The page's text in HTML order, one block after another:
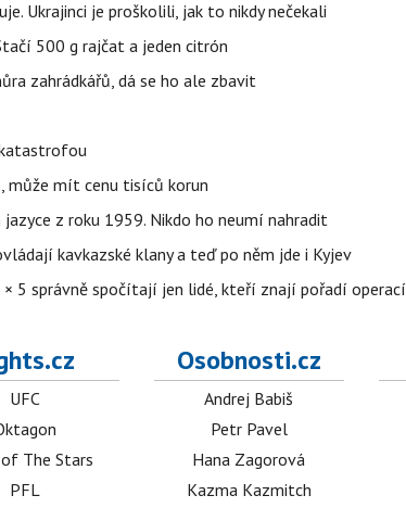
Ukrajinci je proškolili, jak to nikdy nečekali
500 g rajčat a jeden citrón
zahrádkářů, dá se ho ale zbavit
může mít cenu tisíců korun
z roku 1959. Nikdo ho neumí nahradit
kavkazské klany a teď po něm jde i Kyjev
5 správně spočítají jen lidé, kteří znají pořadí operací
UFC
The Stars
PFL
Osobnosti.cz
Andrej Babiš
Petr Pavel
Hana Zagorová
Kazma Kazmitch